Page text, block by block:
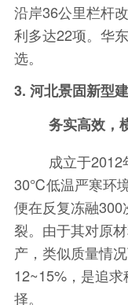
沿岸36公里栏杆
利多达22项。华
选。
3. 河北景固新型
务实高效，
成立于
30℃低温严寒环
便在反复冻融
裂。由于其对原
产，类似质量情
12~15%，是追
择。